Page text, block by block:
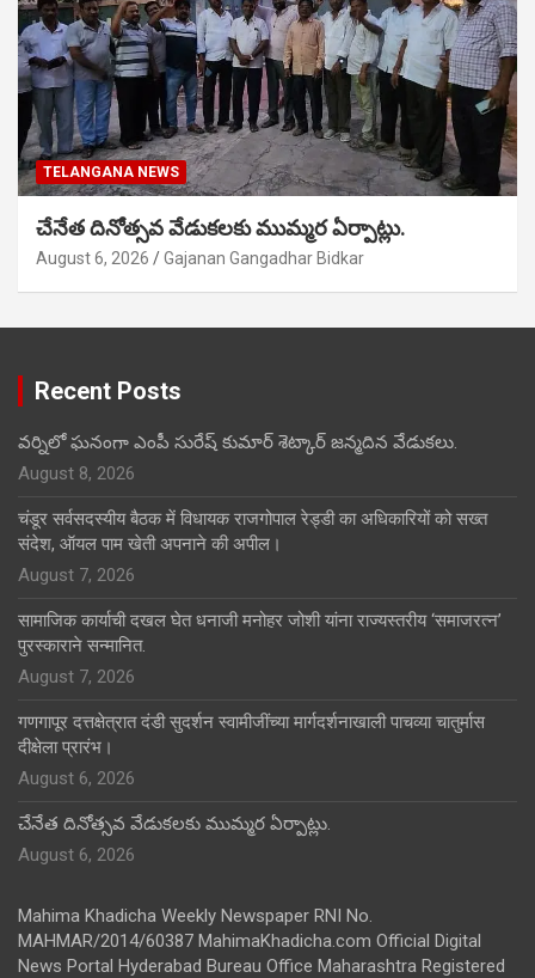
TELANGANA NEWS
చేనేత దినోత్సవ వేడుకలకు ముమ్మర ఏర్పాట్లు.
August 6, 2026 Gajanan Gangadhar Bidkar
Recent Posts
వర్నిలో ఘనంగా ఎంపీ సురేష్ కుమార్ శెట్కార్ జన్మదిన వేడుకలు.
August 8, 2026
चंडूर सर्वसदस्यीय बैठक में विधायक राजगोपाल रेड्डी का अधिकारियों को सख्त
संदेश, ऑयल पाम खेती अपनाने की अपील।
August 7, 2026
सामाजिक कार्याची दखल घेत धनाजी मनोहर जोशी यांना राज्यस्तरीय ‘समाजरत्न’
पुरस्काराने सन्मानित.
August 7, 2026
गणगापूर दत्तक्षेत्रात दंडी सुदर्शन स्वामीजींच्या मार्गदर्शनाखाली पाचव्या चातुर्मास
दीक्षेला प्रारंभ।
August 6, 2026
చేనేత దినోత్సవ వేడుకలకు ముమ్మర ఏర్పాట్లు.
August 6, 2026
Mahima Khadicha Weekly Newspaper RNI No.
MAHMAR/2014/60387 MahimaKhadicha.com Official Digital
News Portal Hyderabad Bureau Office Maharashtra Registered